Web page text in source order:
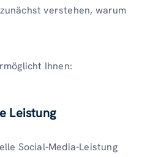
verstehen, warum
Ihnen:
Leistung
Social-Media-Leistung